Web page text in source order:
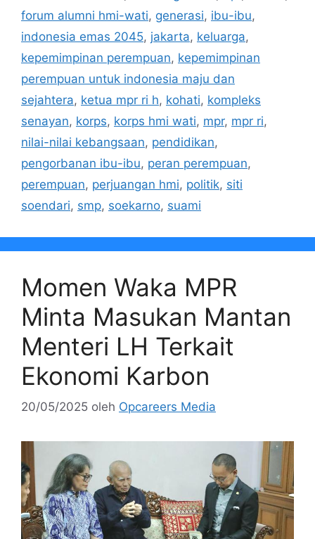
forum alumni hmi-wati, generasi, ibu-ibu,
indonesia emas 2045, jakarta, keluarga,
kepemimpinan perempuan, kepemimpinan
perempuan untuk indonesia maju dan
sejahtera, ketua mpr ri h, kohati, kompleks
senayan, korps, korps hmi wati, mpr, mpr ri,
nilai-nilai kebangsaan, pendidikan,
pengorbanan ibu-ibu, peran perempuan,
perempuan, perjuangan hmi, politik, siti
soendari, smp, soekarno, suami
Momen Waka MPR
Minta Masukan Mantan
Menteri LH Terkait
Ekonomi Karbon
20/05/2025 oleh Opcareers Media